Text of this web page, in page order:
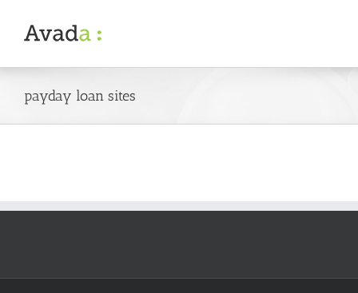
content
payday loan sites